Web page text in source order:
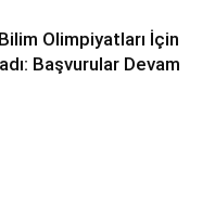
Olimpiyatları İçin
Başvurular Devam